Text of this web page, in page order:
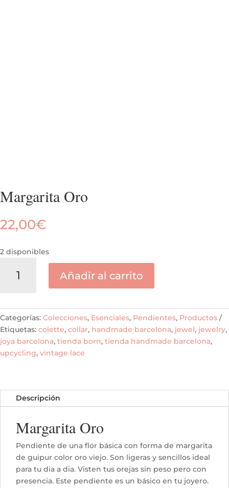
Margarita Oro
22,00€
2 disponibles
Añadir al carrito
Categorías: Colecciones, Esenciales, Pendientes, Productos
Etiquetas: colette, collar, handmade barcelona, jewel, jewelry,
joya barcelona, tienda born, tienda handmade barcelona,
upcycling, vintage lace
Descripción
Margarita Oro
Pendiente de una flor básica con forma de margarita
de guipur color oro viejo. Son ligeras y sencillos ideal
para tu dia a dia. Visten tus orejas sin peso pero con
presencia. Este pendiente es un básico en tu joyero.